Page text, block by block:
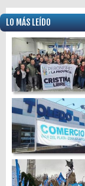
LO MÁS LEÍDO